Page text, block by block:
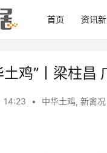
首页 资讯
土鸡”丨梁柱昌
14:23 • 中华土鸡, 新禽况